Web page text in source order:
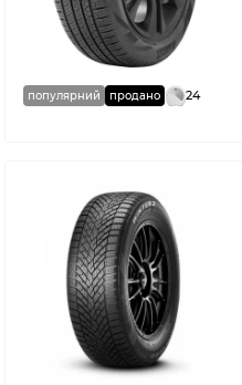
популярний продано 24